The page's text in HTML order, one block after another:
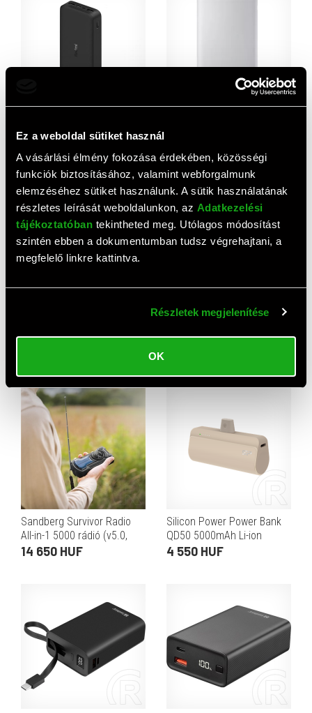
Ez a weboldal sütiket használ
A vásárlási élmény fokozása érdekében, közösségi
funkciók biztosításához, valamint webforgalmunk
elemzéséhez sütiket használunk. A sütik használatának
részletes leírását weboldalunkon, az Adatkezelési
tájékoztatóban tekintheted meg. Utólagos módosítást
szintén ebben a dokumentumban tudsz végrehajtani, a
megfelelő linkre kattintva.
Részletek megjelenítése
OK
(20000 mAh, 18W, fekete)
6 810 HUF 4 540 HUF
Power Bank 5000 15W
Samsung powerbank
(10000 mAh, 25 W, bézs)
Sandberg Survivor Radio
All-in-1 5000 rádió (v5.0,
5000 mAh belső akku, 3W,
14 650 HUF
Silicon Power Power Bank
QD50 5000mAh Li-ion
(vanília)
4 550 HUF